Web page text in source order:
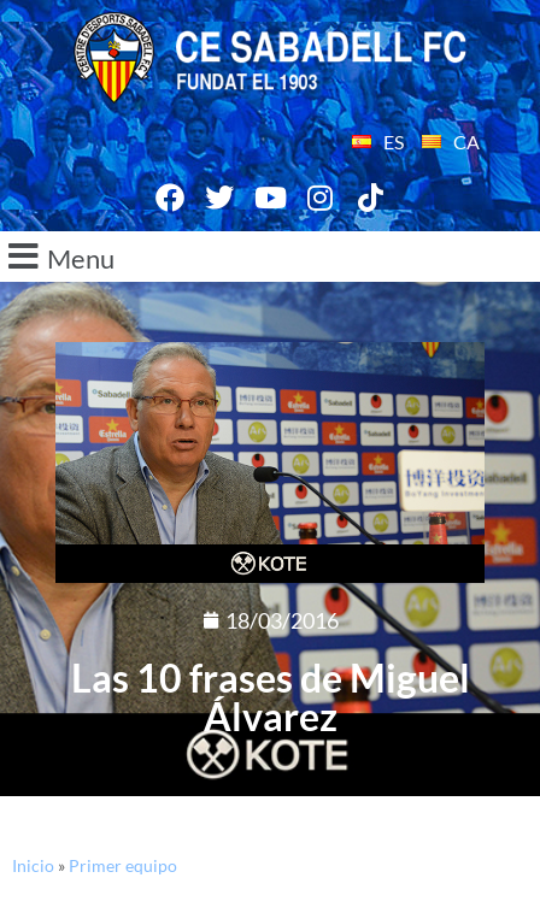
ES CA
Menu
18/03/2016
Las 10 frases de Miguel
Álvarez
Inicio » Primer equipo